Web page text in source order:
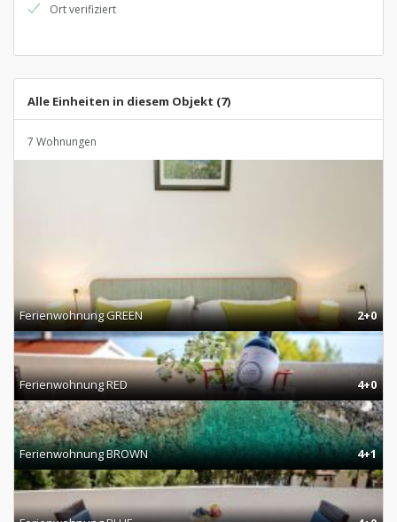
Ort verifiziert
Alle Einheiten in diesem Objekt (7)
7 Wohnungen
Ferienwohnung GREEN 2+0
Ferienwohnung RED 4+0
Ferienwohnung BROWN 4+1